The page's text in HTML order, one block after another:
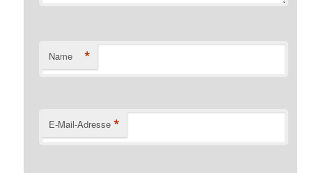
Name *
E-Mail-Adresse *